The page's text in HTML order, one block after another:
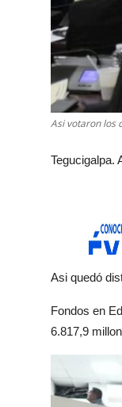
Asi votaron los
Tegucigalpa.
Asi quedó
Fondos en
6.817,9